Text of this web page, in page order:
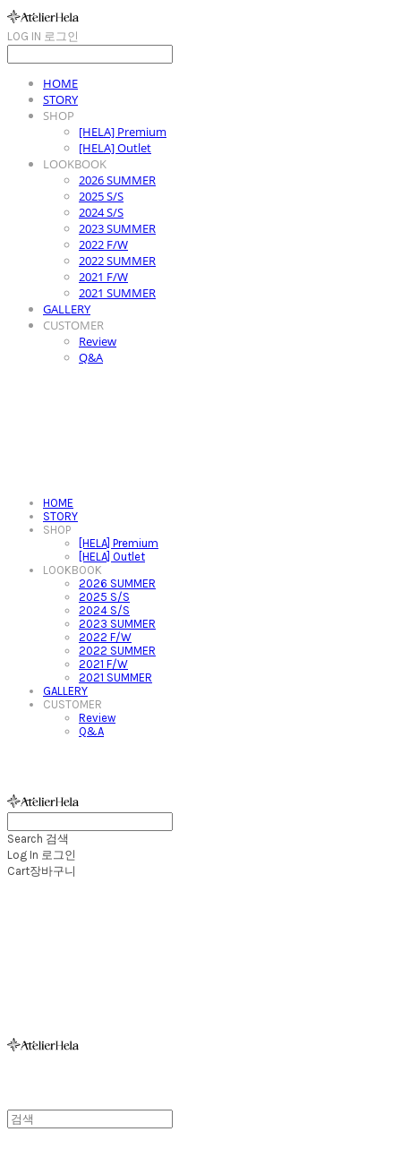
LOG IN 로그인
HOME
STORY
SHOP
[HELA] Premium
[HELA] Outlet
LOOKBOOK
2026 SUMMER
2025 S/S
2024 S/S
2023 SUMMER
2022 F/W
2022 SUMMER
2021 F/W
2021 SUMMER
GALLERY
CUSTOMER
Review
Q&A
HOME
STORY
SHOP
[HELA] Premium
[HELA] Outlet
LOOKBOOK
2026 SUMMER
2025 S/S
2024 S/S
2023 SUMMER
2022 F/W
2022 SUMMER
2021 F/W
2021 SUMMER
GALLERY
CUSTOMER
Review
Q&A
Search 검색
Log In 로그인
Cart장바구니